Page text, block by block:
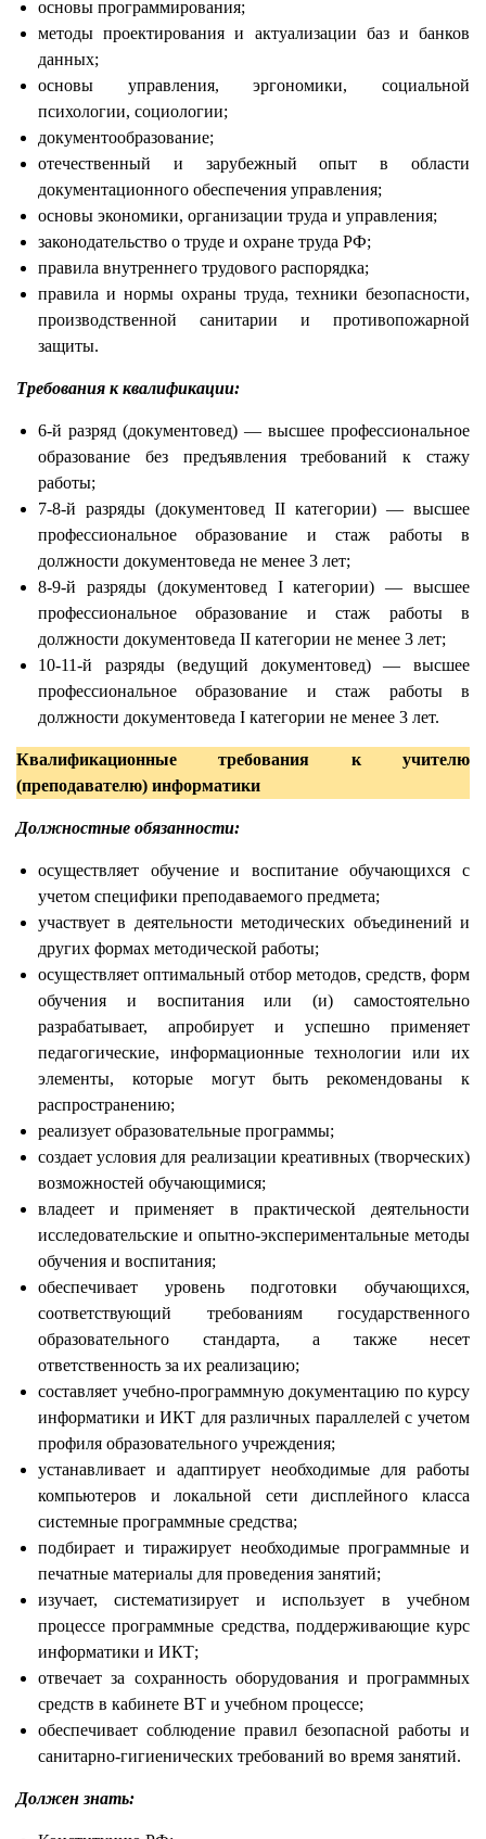
основы программирования;
методы проектирования и актуализации баз и банков
данных;
основы управления, эргономики, социальной
психологии, социологии;
документообразование;
отечественный и зарубежный опыт в области
документационного обеспечения управления;
основы экономики, организации труда и управления;
законодательство о труде и охране труда РФ;
правила внутреннего трудового распорядка;
правила и нормы охраны труда, техники безопасности,
производственной санитарии и противопожарной
защиты.
Требования к квалификации:
6-й разряд (документовед) — высшее профессиональное
образование без предъявления требований к стажу
работы;
7-8-й разряды (документовед II категории) — высшее
профессиональное образование и стаж работы в
должности документоведа не менее 3 лет;
8-9-й разряды (документовед I категории) — высшее
профессиональное образование и стаж работы в
должности документоведа II категории не менее 3 лет;
10-11-й разряды (ведущий документовед) — высшее
профессиональное образование и стаж работы в
должности документоведа I категории не менее 3 лет.
Квалификационные требования к учителю
(преподавателю) информатики
Должностные обязанности:
осуществляет обучение и воспитание обучающихся с
учетом специфики преподаваемого предмета;
участвует в деятельности методических объединений и
других формах методической работы;
осуществляет оптимальный отбор методов, средств, форм
обучения и воспитания или (и) самостоятельно
разрабатывает, апробирует и успешно применяет
педагогические, информационные технологии или их
элементы, которые могут быть рекомендованы к
распространению;
реализует образовательные программы;
создает условия для реализации креативных (творческих)
возможностей обучающимися;
владеет и применяет в практической деятельности
исследовательские и опытно-экспериментальные методы
обучения и воспитания;
обеспечивает уровень подготовки обучающихся,
соответствующий требованиям государственного
образовательного стандарта, а также несет
ответственность за их реализацию;
составляет учебно-программную документацию по курсу
информатики и ИКТ для различных параллелей с учетом
профиля образовательного учреждения;
устанавливает и адаптирует необходимые для работы
компьютеров и локальной сети дисплейного класса
системные программные средства;
подбирает и тиражирует необходимые программные и
печатные материалы для проведения занятий;
изучает, систематизирует и использует в учебном
процессе программные средства, поддерживающие курс
информатики и ИКТ;
отвечает за сохранность оборудования и программных
средств в кабинете ВТ и учебном процессе;
обеспечивает соблюдение правил безопасной работы и
санитарно-гигиенических требований во время занятий.
Должен знать: